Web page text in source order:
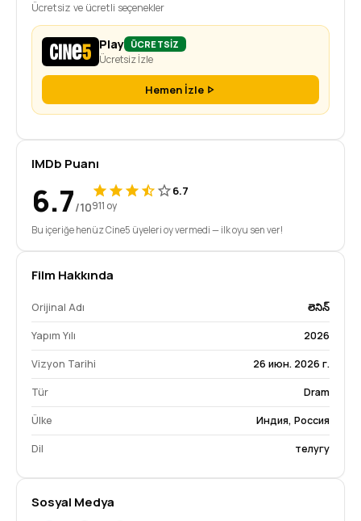
Ücretsiz ve ücretli seçenekler
Play ÜCRETSİZ
Ücretsiz İzle
Hemen İzle
IMDb Puanı
6.7/10
6.7
911 oy
Bu içeriğe henüz Cine5 üyeleri oy vermedi — ilk oyu sen ver!
Film Hakkında
Orijinal Adı లెనిన్
Yapım Yılı 2026
Vizyon Tarihi 26 июн. 2026 г.
Tür Dram
Ülke Индия, Россия
Dil телугу
Sosyal Medya